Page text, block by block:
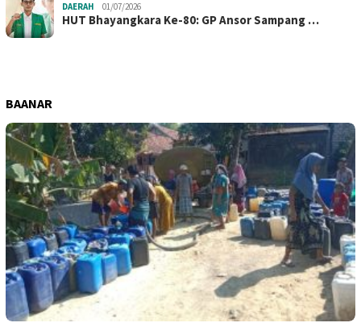
DAERAH 01/07/2026
HUT Bhayangkara Ke-80: GP Ansor Sampang …
BAANAR